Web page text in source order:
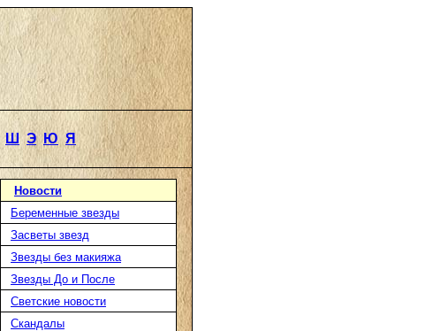
Ш Э Ю Я
Новости
Беременные звезды
Засветы звезд
Звезды без макияжа
Звезды До и После
Светские новости
Скандалы